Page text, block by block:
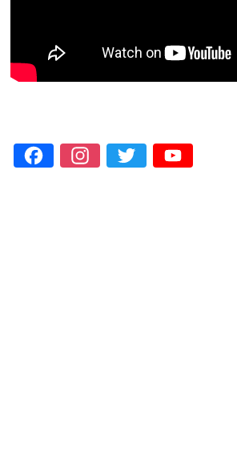
Facebook
Instagram
Twitter